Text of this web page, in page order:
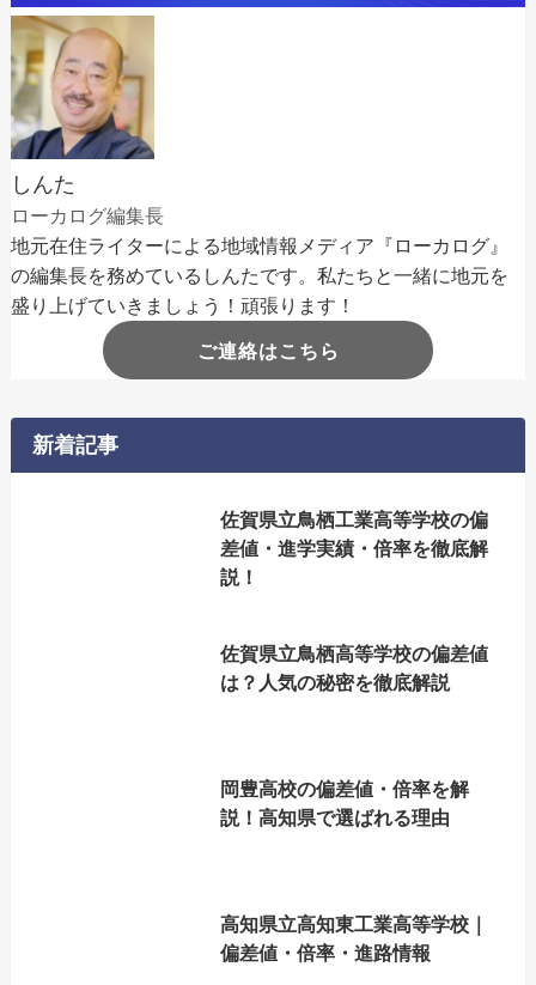
しんた
ローカログ編集長
地元在住ライターによる地域情報メディア『ローカログ』
の編集長を務めているしんたです。私たちと一緒に地元を
盛り上げていきましょう！頑張ります！
ご連絡はこちら
新着記事
佐賀県立鳥栖工業高等学校の偏
差値・進学実績・倍率を徹底解
説！
佐賀県立鳥栖高等学校の偏差値
は？人気の秘密を徹底解説
岡豊高校の偏差値・倍率を解
説！高知県で選ばれる理由
高知県立高知東工業高等学校｜
偏差値・倍率・進路情報